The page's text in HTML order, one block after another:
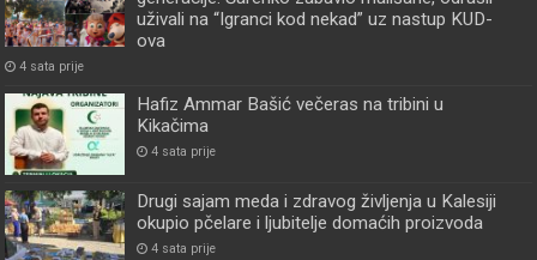
uživali na “Igranci kod nekad” uz nastup KUD-
ova
4 sata prije
Hafiz Ammar Bašić večeras na tribini u
Kikačima
4 sata prije
Drugi sajam meda i zdravog življenja u Kalesiji
okupio pčelare i ljubitelje domaćih proizvoda
4 sata prije